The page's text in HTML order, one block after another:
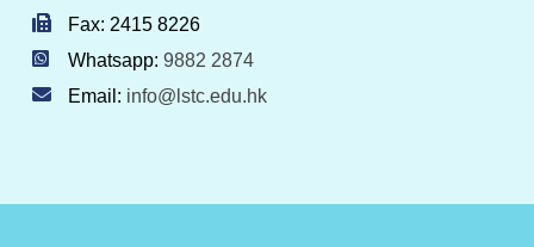
Fax: 2415 8226
Whatsapp: 9882 2874
Email: info@lstc.edu.hk